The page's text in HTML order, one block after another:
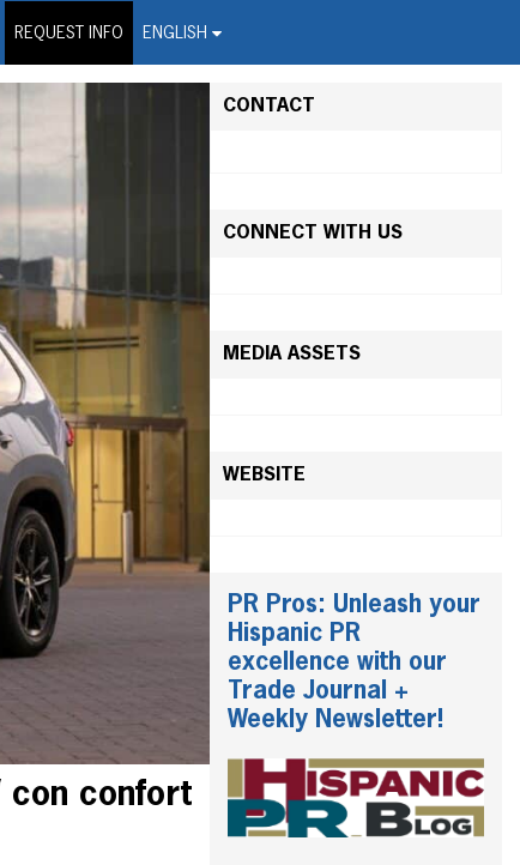
REQUEST INFO ENGLISH
Wire Service
con confort
CONTACT
CONNECT WITH US
MEDIA ASSETS
WEBSITE
PR Pros: Unleash your
Hispanic PR
excellence with our
Trade Journal +
Weekly Newsletter!